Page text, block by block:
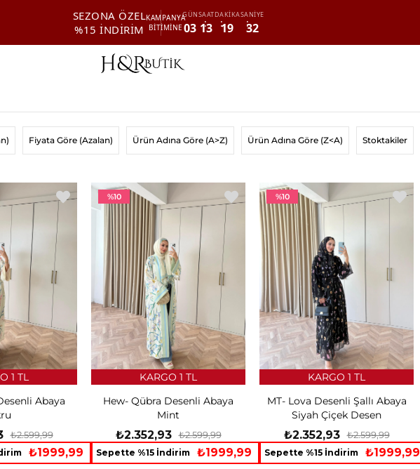
SEZONA ÖZEL
%15 İNDİRİM
KAMPANYA
BİTİMİNE
GÜN
03
SAAT
13
DAKİKA
19
SANİYE
31
Fiyata Göre (Azalan) Ürün Adına Göre (A>Z) Ürün Adına Göre (Z<A) Stoktakiler
Abaya
₺2.599,99
₺1999,99
1 TL
Hew- Qübra Desenli Abaya
Mint
₺2.352,93 ₺2.599,99
Sepette %15 İndirim ₺1999,99
KARGO 1 TL
%10
MT- Lova Desenli Şallı Abaya
Siyah Çiçek Desen
₺2.352,93 ₺2.599,99
Sepette %15 İndirim ₺1999,99
KARGO 1 TL
%10